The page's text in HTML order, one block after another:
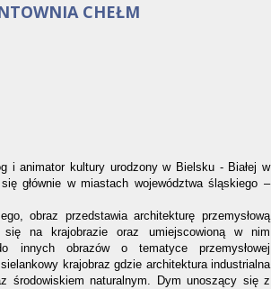
CHEŁM
i animator kultury urodzony w Bielsku - Białej w
głównie w miastach województwa śląskiego –
obraz przedstawia architekturę przemysłową
na krajobrazie oraz umiejscowioną w nim
innych obrazów o tematyce przemysłowej
krajobraz gdzie architektura industrialna
środowiskiem naturalnym. Dym unoszący się z